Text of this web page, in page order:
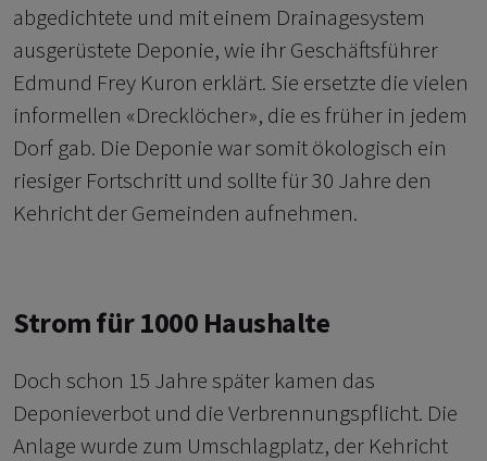
abgedichtete und mit einem Drainagesystem
ausgerüstete Deponie, wie ihr Geschäftsführer
Edmund Frey Kuron erklärt. Sie ersetzte die vielen
informellen «Drecklöcher», die es früher in jedem
Dorf gab. Die Deponie war somit ökologisch ein
riesiger Fortschritt und sollte für 30 Jahre den
Kehricht der Gemeinden aufnehmen.
Strom für 1000 Haushalte
Doch schon 15 Jahre später kamen das
Deponieverbot und die Verbrennungspflicht. Die
Anlage wurde zum Umschlagplatz, der Kehricht